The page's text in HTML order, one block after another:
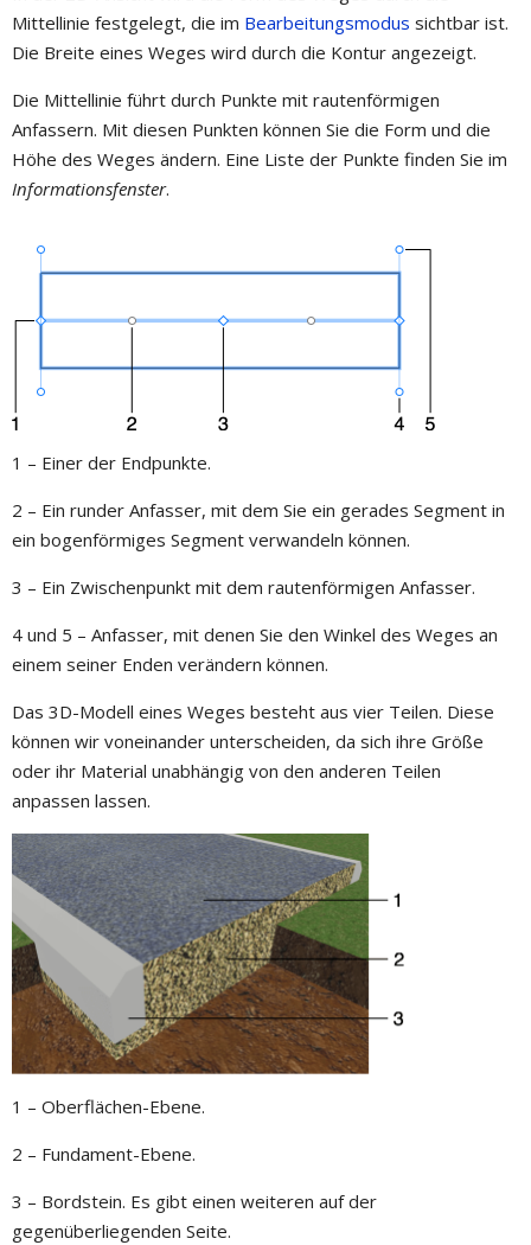
Mittellinie festgelegt, die im Bearbeitungsmodus sichtbar ist.
Die Breite eines Weges wird durch die Kontur angezeigt.
Die Mittellinie führt durch Punkte mit rautenförmigen
Anfassern. Mit diesen Punkten können Sie die Form und die
Höhe des Weges ändern. Eine Liste der Punkte finden Sie im
Informationsfenster.
1 – Einer der Endpunkte.
2 – Ein runder Anfasser, mit dem Sie ein gerades Segment in
ein bogenförmiges Segment verwandeln können.
3 – Ein Zwischenpunkt mit dem rautenförmigen Anfasser.
4 und 5 – Anfasser, mit denen Sie den Winkel des Weges an
einem seiner Enden verändern können.
Das 3D-Modell eines Weges besteht aus vier Teilen. Diese
können wir voneinander unterscheiden, da sich ihre Größe
oder ihr Material unabhängig von den anderen Teilen
anpassen lassen.
1 – Oberflächen-Ebene.
2 – Fundament-Ebene.
3 – Bordstein. Es gibt einen weiteren auf der
gegenüberliegenden Seite.